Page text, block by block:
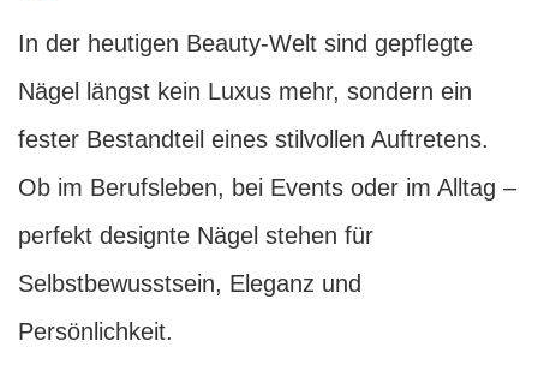
In der heutigen Beauty-Welt sind gepflegte
Nägel längst kein Luxus mehr, sondern ein
fester Bestandteil eines stilvollen Auftretens.
Ob im Berufsleben, bei Events oder im Alltag –
perfekt designte Nägel stehen für
Selbstbewusstsein, Eleganz und
Persönlichkeit.